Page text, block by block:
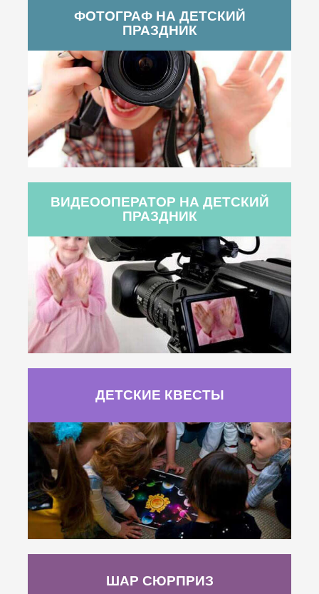
ФОТОГРАФ НА ДЕТСКИЙ
ПРАЗДНИК
ВИДЕООПЕРАТОР НА ДЕТСКИЙ
ПРАЗДНИК
ДЕТСКИЕ КВЕСТЫ
ШАР СЮРПРИЗ